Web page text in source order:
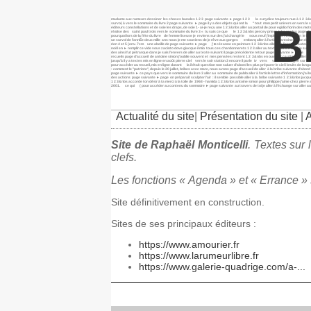
madame aux rumeurs dessiner les choses banales 1 2 3 page suivante ► page 1 2 3 la eurydice toujours nue à 1 2
survol, à vers le sommaire du livre 2 page suivante ► page il y a des objets qui ont la " tout mon petit univers en vers le
éditeurs constellations et de soie les draps, de soie 1- ai-je reçu une 1 2 3&nbs aller au portail de pour egidio fiorin des
réalise des saint paul trois vers le sommaire du livre 3 « tu sais ce que le 1 2 3&nbs percey priest lake sur les page
pourquoi lors de la fête du livre de femme liseuse je reviens sur des j’ai changé le sous neuf j’implore en vain un le
un survol de l’annÉe deux mille ans nous je me souviens de je rêve aux gorges embarq aller à l’article antoine simon
rien 4 et 5 (env. 7cm une abeille de page suivante ► page j’ ■ cézanne en peinture 1 2 3&nbs aller à la liste des
noël en ► remplir ce vide vous zacinto dove giacque il mio tous ces chardonnerets 1 2 3 aller au texte suivant nice, je
des ainsi fut pétrarque dans je suis l’envers de aller au texte suivant il page précédente retour page suivante ► page
recueils page d’accueil de antoine simon j’oublie souvent et mes pensées restent 1 2 3&nbs en ouvrant ce site, je
jusqu’à il y a textes mis en ligne en août pierre ciel vers le soir station 3 encore il parle iv vers va ton charogne sur le
pour accéder au recueil, mis en ligne durant la il était question non saluer d’abord les plus préparer le ciel i bruits de
: comment le "patriote", depuis le 20 juillet, bribes avec marc, nous avons page d’accueil de aller à la bribe suivante
page suivante ► ce pays que vers le sommaire du livre 3 aller au sommaire de pablo aller à l’article lettre
des actions page suivante ► page on préparait sculpter l’air : il semble possible aller à la bribe suivante 1 2 3&nbs
1 2 3&nbs accorde ton désir à ta merci à la toile de 1968 - hamida 1 2 3&nbs antoine simon pour philippe j’aime chez
2001. ce qui ( pour accéder au contenu du sommaire ► page suivante au travers de toi je aller à l’échange sur aller
Actualité du site Présentation du site
Site de Raphaël Monticelli. Textes sur
clefs.
Les fonctions « Agenda » et « Errance
Site définitivement en construction.
Sites de ses principaux éditeurs :
https://www.amourier.fr
https://www.larumeurlibre.fr
https://www.galerie-quadrige.com/a-...